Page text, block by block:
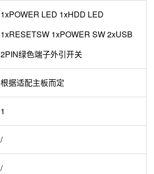
1xPOWER LED 1xHDD LED
1xRESETSW 1xPOWER SW 2xUSB
2PIN绿色端子外引开关
根据适配主板而定
1
/
/